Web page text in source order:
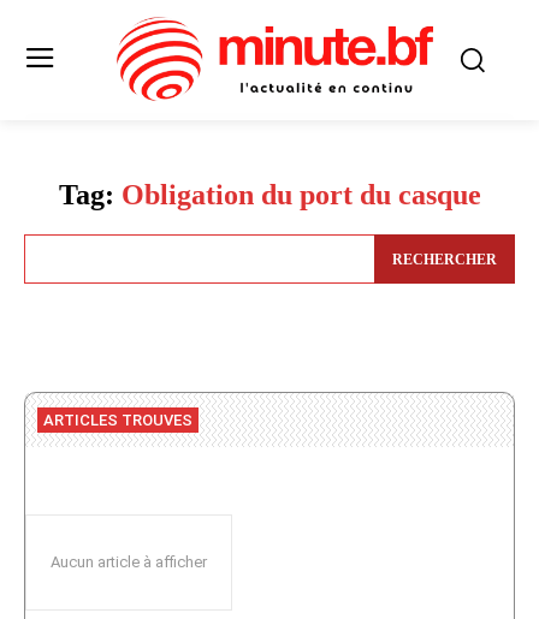
Tag: Obligation du port du casque
RECHERCHER
ARTICLES TROUVES
Aucun article à afficher